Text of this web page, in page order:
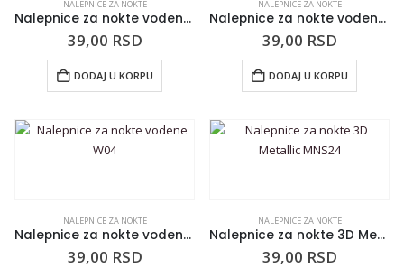
NALEPNICE ZA NOKTE
Nalepnice za nokte vodene W10
39,00 RSD
DODAJ U KORPU
NALEPNICE ZA NOKTE
Nalepnice za nokte vodene W05
39,00 RSD
DODAJ U KORPU
NALEPNICE ZA NOKTE
Nalepnice za nokte vodene W04
39,00 RSD
NALEPNICE ZA NOKTE
Nalepnice za nokte 3D Metallic MNS24
39,00 RSD